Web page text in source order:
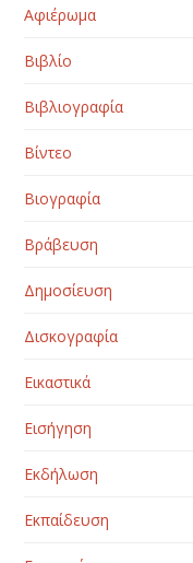
Αφιέρωμα
Βιβλίο
Βιβλιογραφία
Βίντεο
Βιογραφία
Βράβευση
Δημοσίευση
Δισκογραφία
Εικαστικά
Εισήγηση
Εκδήλωση
Εκπαίδευση